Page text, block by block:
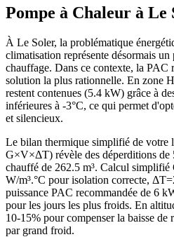
Pompe à Chaleur à Le
À Le Soler, la problématique
climatisation représente désormais
chauffage. Dans ce contexte, la PAC
solution la plus rationnelle. En zone
restent contenues (5.4 kW) grâce à
inférieures à -3°C, ce qui permet
et silencieux.
Le bilan thermique simplifié de votre
G×V×ΔT) révèle des déperditions
chauffé de 262.5 m³. Calcul
W/m³.°C pour isolation correcte,
puissance PAC recommandée de 6
pour les jours les plus froids. En
10-15% pour compenser la baisse de
par grand froid.